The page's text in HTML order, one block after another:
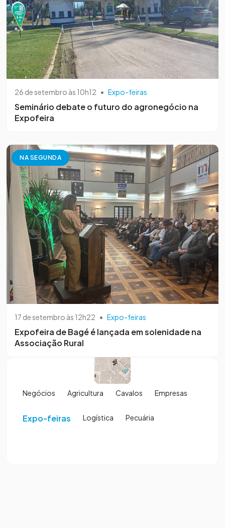
26 de setembro às 10h12 • Expo-feiras
Seminário debate o futuro do agronegócio na
Expofeira
NA SEGUNDA
17 de setembro às 12h22 • Expo-feiras
Expofeira de Bagé é lançada em solenidade na
Associação Rural
Negócios Agricultura Cavalos Empresas
Expo-feiras Logística Pecuária